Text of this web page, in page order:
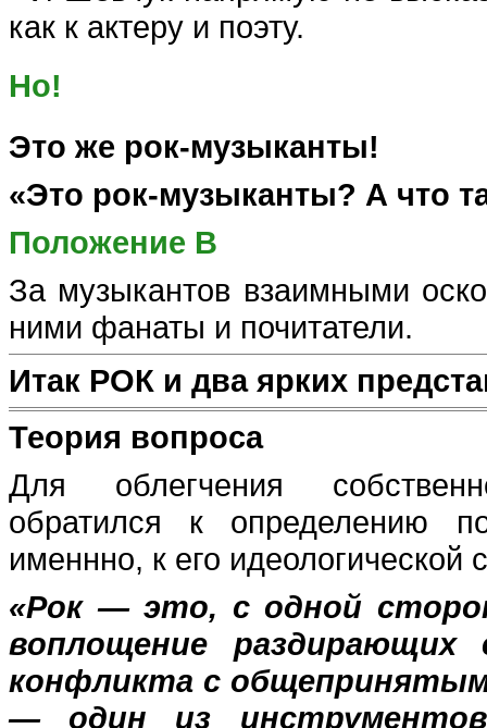
как к актеру и поэту.
Но!
Это же рок-музыканты!
«Это рок-музыканты? А что
Положение B
За музыкантов взаимными
ними фанаты и почитатели.
Итак РОК и два ярких
Теория вопроса
Для облегчения
обратился к определению
именнно, к его идеологической
«Рок — это, с одной
воплощение раздирающих
конфликта с
— один из инструментов